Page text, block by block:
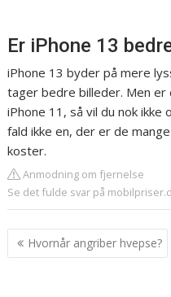
Er iPhone 13
iPhone 13 byder på mere
tager bedre billeder. Men
iPhone 11, så vil du nok
fald ikke en, der er de
koster.
Anmodning om fjernelse
Se det fulde svar på
Indlægsnavigation
Hvornår angriber hvepse?